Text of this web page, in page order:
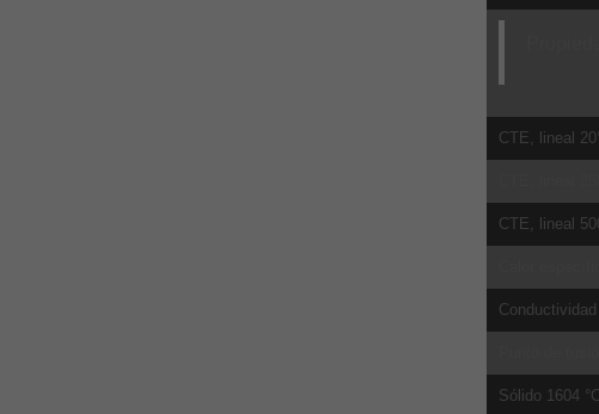
CTE, lineal
CTE, lineal
Sólido 1604 °C